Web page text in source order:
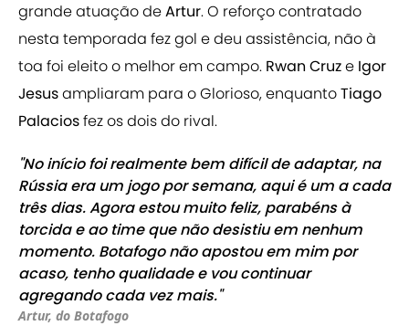
grande atuação deArtur. O reforço contratado
nesta temporada fez gol e deu assistência, não à
toa foi eleito o melhor em campo. Rwan Cruze Igor
Jesusampliaram para o Glorioso, enquantoTiago
Palaciosfez os dois do rival.
"No início foi realmente bem difícil de adaptar, na
Rússia era um jogo por semana, aqui é um a cada
três dias. Agora estou muito feliz, parabéns à
torcida e ao time que não desistiu em nenhum
momento. Botafogo não apostou em mim por
acaso, tenho qualidade e vou continuar
agregando cada vez mais."
Artur, do Botafogo